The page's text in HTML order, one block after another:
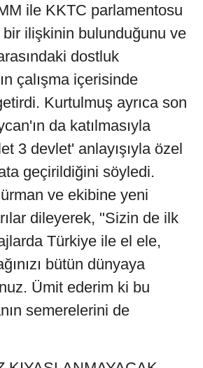
ile KKTC parlamentosu
bir ilişkinin bulunduğunu ve
dostluk
çalışma içerisinde
Kurtulmuş ayrıca son
da katılmasıyla
3 devlet' anlayışıyla özel
geçirildiğini söyledi.
ve ekibine yeni
dileyerek, "Sizin de ilk
Türkiye ile el ele,
bütün dünyaya
Ümit ederim ki bu
semerelerini de